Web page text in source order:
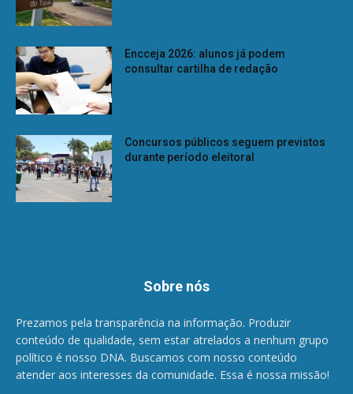
Encceja 2026: alunos já podem
consultar cartilha de redação
Concursos públicos seguem previstos
durante período eleitoral
Sobre nós
Prezamos pela transparência na informação. Produzir
conteúdo de qualidade, sem estar atrelados a nenhum grupo
político é nosso DNA. Buscamos com nosso conteúdo
atender aos interesses da comunidade. Essa é nossa missão!